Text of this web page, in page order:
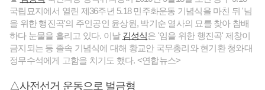
국립묘지에서 열린 제36주년 5.18 민주화운동 기념식을 마친 뒤 '님
을 위한 행진곡'의 주인공인 윤상원, 박기순 열사의 묘를 찾아 참배
하다 눈물을 흘리고 있다. 이날 김성식은 '임을 위한 행진곡' 제창이
금지되는 등 졸속 기념식에 대해 황교안 국무총리와 현기환 청와대
정무수석에게 고함을 치기도 했다. <연합뉴스>
△사전선거 운동으로 벌금형